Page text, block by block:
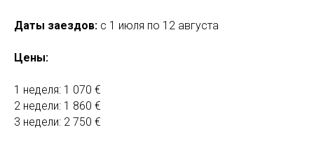
Даты заездов: с 1 июля по 12 августа
Цены:
1 неделя: 1 070 €
2 недели: 1 860 €
3 недели: 2 750 €